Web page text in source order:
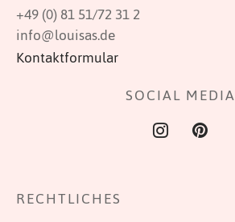
+49 (0) 81 51/72 31 2
info@louisas.de
Kontaktformular
SOCIAL MEDIA
RECHTLICHES